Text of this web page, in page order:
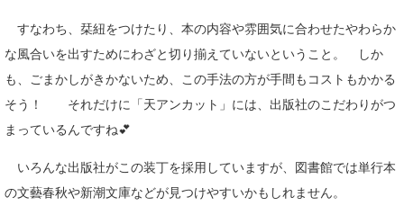
すなわち、栞紐をつけたり、本の内容や雰囲気に合わせたやわらか
な風合いを出すためにわざと切り揃えていないということ。 しか
も、ごまかしがきかないため、この手法の方が手間もコストもかかる
そう！ それだけに「天アンカット」には、出版社のこだわりがつ
まっているんですね💕
いろんな出版社がこの装丁を採用していますが、図書館では単行本
の文藝春秋や新潮文庫などが見つけやすいかもしれません。